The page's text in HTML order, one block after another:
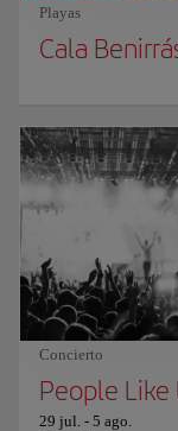
Playas
Cala
Concierto
People Like
29 jul. - 5 ago.